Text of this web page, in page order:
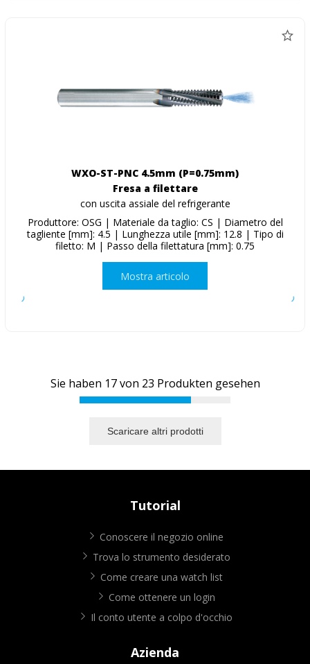
WXO-ST-PNC 4.5mm (P=0.75mm)
Fresa a filettare
con uscita assiale del refrigerante
Produttore: OSG | Materiale da taglio: CS | Diametro del
tagliente [mm]: 4.5 | Lunghezza utile [mm]: 12.8 | Tipo di
filetto: M | Passo della filettatura [mm]: 0.75
Mostra articolo
Sie haben 17von 23 Produkten gesehen
Scaricare altri prodotti
Tutorial
Conoscere il negozio online
Trova lo strumento desiderato
Come creare una watch list
Come ottenere un login
Il conto utente a colpo d'occhio
Azienda